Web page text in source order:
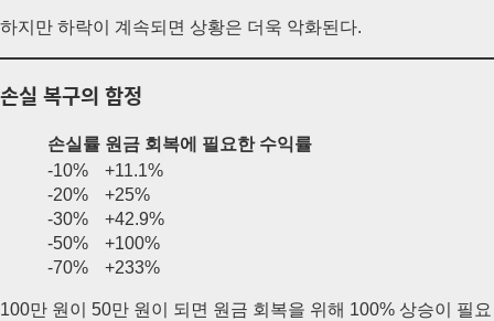
하지만 하락이 계속되면 상황은 더욱 악화된다.
손실 복구의 함정
손실률 원금 회복에 필요한 수익률
-10%
+11.1%
-20%
+25%
-30%
+42.9%
-50%
+100%
-70%
+233%
100만 원이 50만 원이 되면 원금 회복을 위해 100% 상승이 필요